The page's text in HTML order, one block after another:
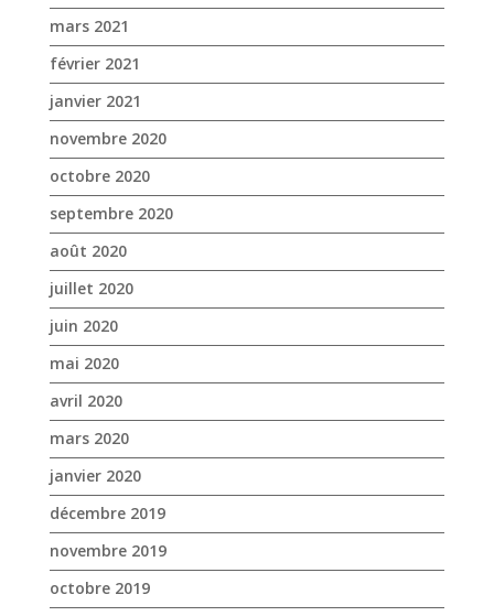
septembre 2020
août 2020
juillet 2020
juin 2020
mai 2020
avril 2020
mars 2020
janvier 2020
décembre 2019
novembre 2019
octobre 2019
septembre 2019
août 2019
juillet 2019
juin 2019
mai 2019